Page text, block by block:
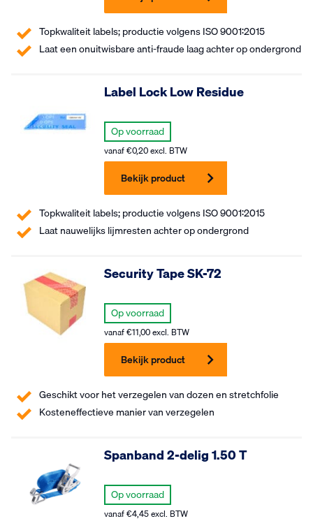
Topkwaliteit labels; productie volgens ISO 9001:2015
Laat een onuitwisbare anti-fraude laag achter op ondergrond
Topkwaliteit labels; productie volgens ISO 9001:2015
Laat nauwelijks lijmresten achter op ondergrond
Label Lock Low Residue
Op voorraad
vanaf€0,20excl. BTW
Bekijk product
Geschikt voor het verzegelen van dozen en stretchfolie
Kosteneffectieve manier van verzegelen
Security Tape SK-72
Op voorraad
vanaf€11,00excl. BTW
Bekijk product
Spanband 2-delig 1.50 T
Op voorraad
vanaf€4,45excl. BTW